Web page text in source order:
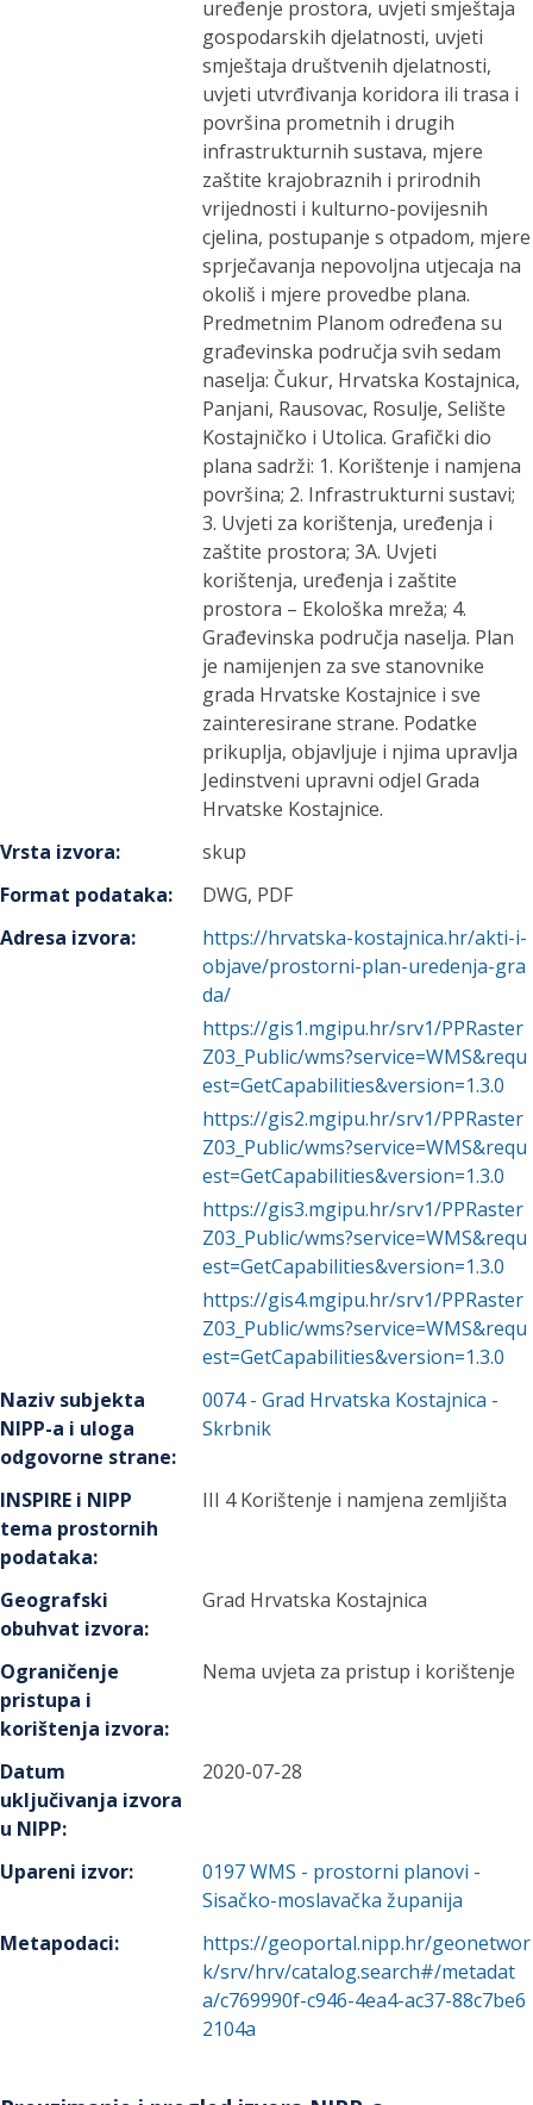
uređenje prostora, uvjeti smještaja
gospodarskih djelatnosti, uvjeti
smještaja društvenih djelatnosti,
uvjeti utvrđivanja koridora ili trasa i
površina prometnih i drugih
infrastrukturnih sustava, mjere
zaštite krajobraznih i prirodnih
vrijednosti i kulturno-povijesnih
cjelina, postupanje s otpadom, mjere
sprječavanja nepovoljna utjecaja na
okoliš i mjere provedbe plana.
Predmetnim Planom određena su
građevinska područja svih sedam
naselja: Čukur, Hrvatska Kostajnica,
Panjani, Rausovac, Rosulje, Selište
Kostajničko i Utolica. Grafički dio
plana sadrži: 1. Korištenje i namjena
površina; 2. Infrastrukturni sustavi;
3. Uvjeti za korištenja, uređenja i
zaštite prostora; 3A. Uvjeti
korištenja, uređenja i zaštite
prostora – Ekološka mreža; 4.
Građevinska područja naselja. Plan
je namijenjen za sve stanovnike
grada Hrvatske Kostajnice i sve
zainteresirane strane. Podatke
prikuplja, objavljuje i njima upravlja
Jedinstveni upravni odjel Grada
Hrvatske Kostajnice.
Vrsta izvora:
skup
Format podataka:
DWG, PDF
Adresa izvora:
https://hrvatska-kostajnica.hr/akti-i-
objave/prostorni-plan-uredenja-gra
da/
https://gis1.mgipu.hr/srv1/PPRaster
Z03_Public/wms?service=WMS&requ
est=GetCapabilities&version=1.3.0
https://gis2.mgipu.hr/srv1/PPRaster
Z03_Public/wms?service=WMS&requ
est=GetCapabilities&version=1.3.0
https://gis3.mgipu.hr/srv1/PPRaster
Z03_Public/wms?service=WMS&requ
est=GetCapabilities&version=1.3.0
https://gis4.mgipu.hr/srv1/PPRaster
Z03_Public/wms?service=WMS&requ
est=GetCapabilities&version=1.3.0
Naziv subjekta
NIPP-a i uloga
odgovorne strane:
0074-Grad Hrvatska Kostajnica -
Skrbnik
INSPIRE i NIPP
tema prostornih
podataka:
III 4 Korištenje i namjena zemljišta
Geografski
obuhvat izvora:
Grad Hrvatska Kostajnica
Ograničenje
pristupa i
korištenja izvora:
Nema uvjeta za pristup i korištenje
Datum
uključivanja izvora
u NIPP:
2020-07-28
Upareni izvor: 0197WMS - prostorni planovi -
Sisačko-moslavačka županija
Metapodaci:
https://geoportal.nipp.hr/geonetwor
k/srv/hrv/catalog.search#/metadat
a/c769990f-c946-4ea4-ac37-88c7be6
2104a